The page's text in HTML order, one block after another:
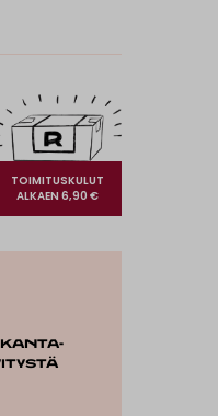
TOIMITUSKULUT
ALKAEN 6,90 €